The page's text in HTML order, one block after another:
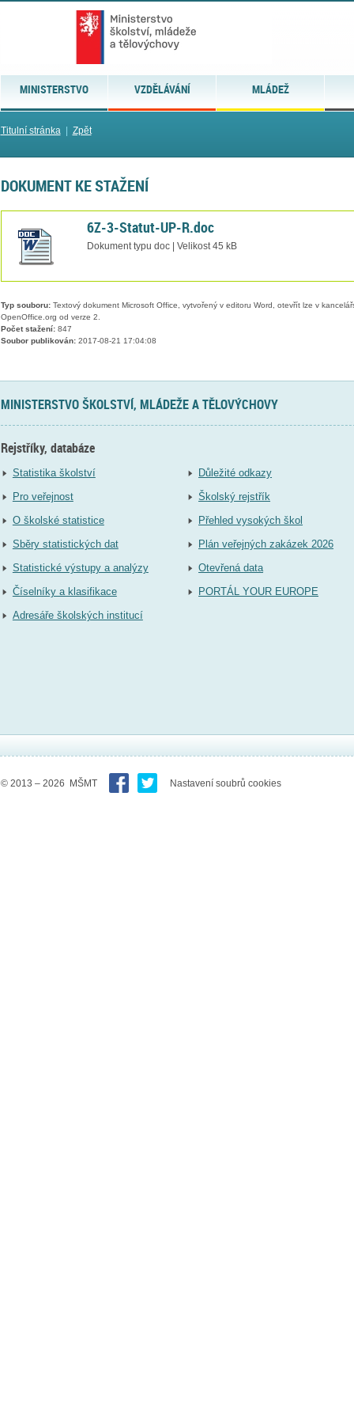
MINISTERSTVO VZDĚLÁVÁNÍ MLÁDEŽ
Titulní stránka| Zpět
DOKUMENT KE STAŽENÍ
6Z-3-Statut-UP-R.doc
Dokument typu doc | Velikost 45 kB
Typ souboru:Textový dokument Microsoft Office, vytvořený v editoru Word, otevřít lze v
OpenOffice.org od verze 2.
Počet stažení:847
Soubor publikován:2017-08-21 17:04:08
MINISTERSTVO ŠKOLSTVÍ, MLÁDEŽE A TĚLOVÝCHOVY
Rejstříky, databáze
Statistika školství
Pro veřejnost
O školské statistice
Sběry statistických dat
Statistické výstupy a analýzy
Číselníky a klasifikace
Adresáře školských institucí
Důležité odkazy
Školský rejstřík
Přehled vysokých škol
Plán veřejných zakázek 2026
Otevřená data
PORTÁL YOUR EUROPE
© 2013 – 2026 MŠMT Nastavení soubrů cookies